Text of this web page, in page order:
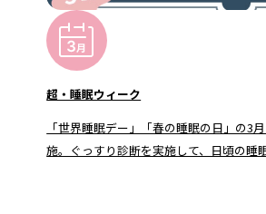
超・睡眠ウィーク
「世界睡眠デー」「春の睡眠の日」の3
施。ぐっすり診断を実施して、日頃の睡